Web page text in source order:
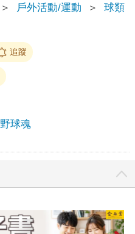
＞ 戶外活動/運動 ＞ 球類
追蹤
野球魂